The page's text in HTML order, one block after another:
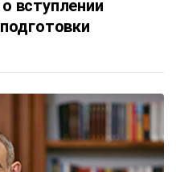
вступлении